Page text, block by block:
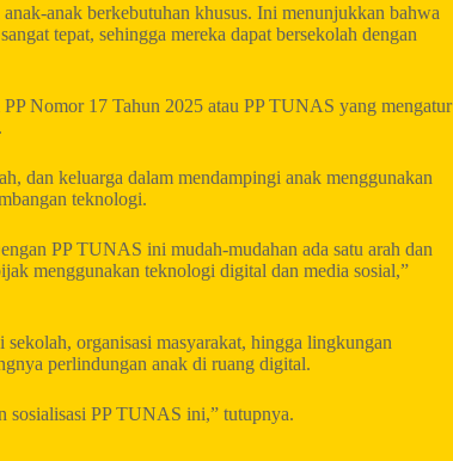
anak berkebutuhan khusus. Ini menunjukkan bahwa
tepat, sehingga mereka dapat bersekolah dengan
Nomor 17 Tahun 2025 atau PP TUNAS yang mengatur
dan keluarga dalam mendampingi anak menggunakan
teknologi.
PP TUNAS ini mudah-mudahan ada satu arah dan
menggunakan teknologi digital dan media sosial,”
organisasi masyarakat, hingga lingkungan
perlindungan anak di ruang digital.
sosialisasi PP TUNAS ini,” tutupnya.